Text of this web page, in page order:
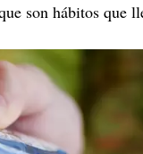
son hábitos que